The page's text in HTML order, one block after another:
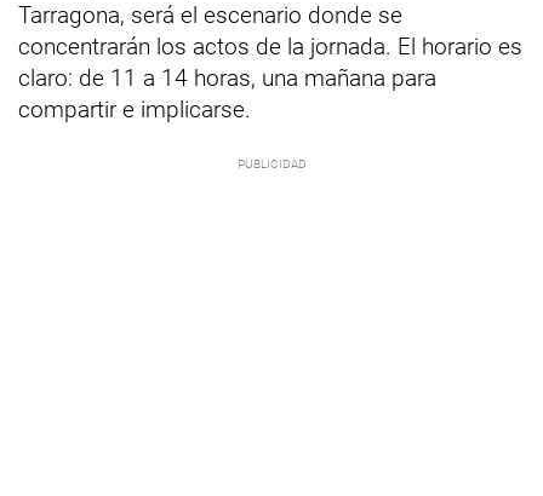
Tarragona, será el escenario donde se
concentrarán los actos de la jornada. El horario es
claro: de 11 a 14 horas, una mañana para
compartir e implicarse.